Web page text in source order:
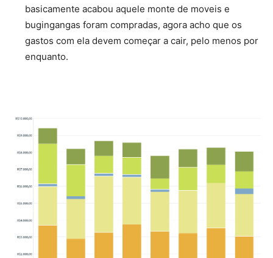
basicamente acabou aquele monte de moveis e
bugingangas foram compradas, agora acho que os
gastos com ela devem começar a cair, pelo menos por
enquanto.